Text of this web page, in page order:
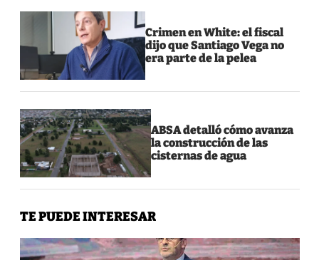
Crimen en White: el fiscal
dijo que Santiago Vega no
era parte de la pelea
ABSA detalló cómo avanza
la construcción de las
cisternas de agua
TE PUEDE INTERESAR